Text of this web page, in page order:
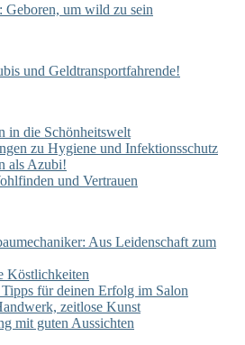
um wild zu sein
und Geldtransportfahrende!
in die Schönheitswelt
zu Hygiene und Infektionsschutz
als Azubi!
und Vertrauen
Aus Leidenschaft zum
Köstlichkeiten
für deinen Erfolg im Salon
zeitlose Kunst
mit guten Aussichten